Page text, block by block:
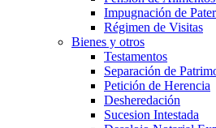
Impugnación de
Régimen de Visitas
Bienes y otros
Testamentos
Separación de
Petición de Herencia
Desheredación
Sucesion Intestada